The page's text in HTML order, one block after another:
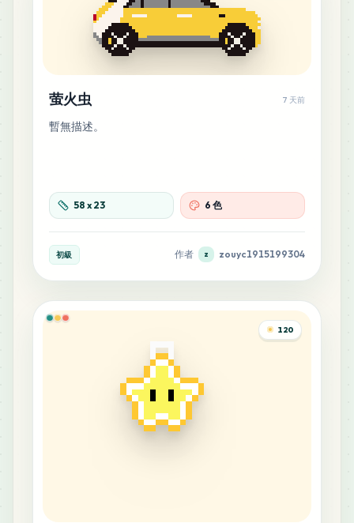
萤火虫 7 天前
暫無描述。
58 x 23 6 色
初級 作者 z zouyc1915199304
120